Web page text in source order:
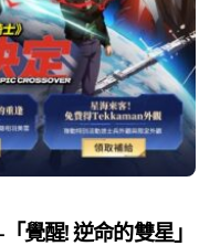
覺醒! 逆命的雙星」